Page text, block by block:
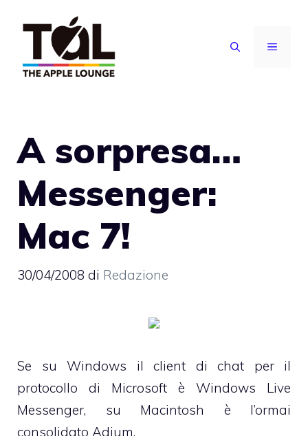
contenuto
MENU
A sorpresa…
Messenger:
Mac 7!
30/04/2008 di Redazione
Se su Windows il client di chat per il
protocollo di Microsoft è Windows Live
Messenger, su Macintosh è l’ormai
consolidato Adium.